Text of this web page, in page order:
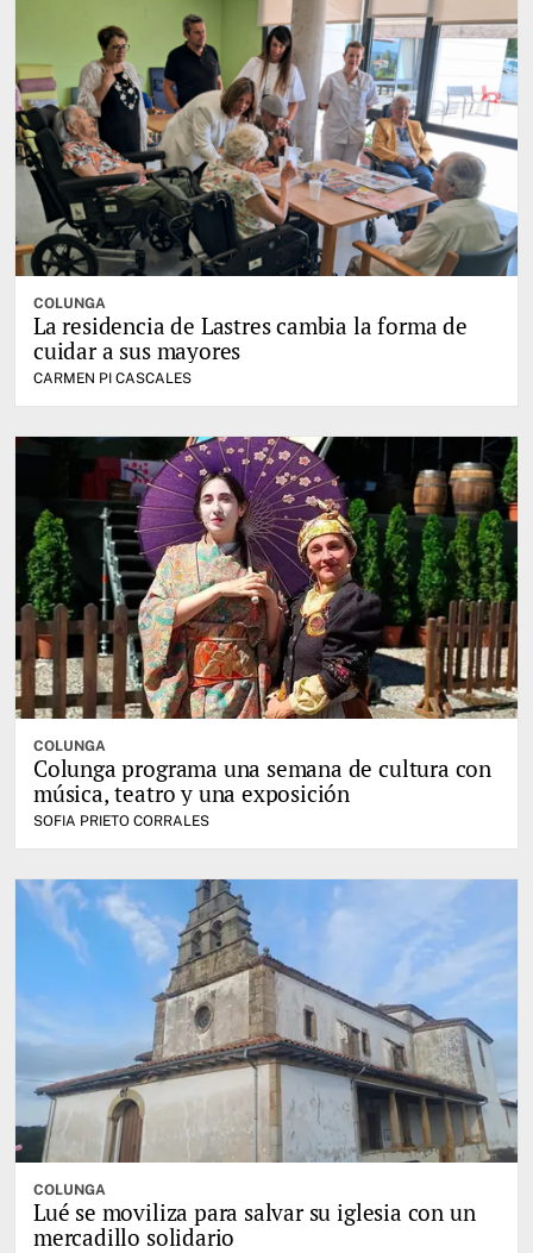
COLUNGA
La residencia de Lastres cambia la forma de
cuidar a sus mayores
CARMEN PI CASCALES
COLUNGA
Colunga programa una semana de cultura con
música, teatro y una exposición
SOFIA PRIETO CORRALES
COLUNGA
Lué se moviliza para salvar su iglesia con un
mercadillo solidario